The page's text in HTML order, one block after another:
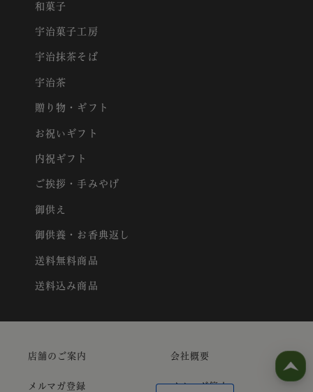
和菓子
宇治菓子工房
宇治抹茶そば
宇治茶
贈り物・ギフト
お祝いギフト
内祝ギフト
ご挨拶・手みやげ
御供え
御供養・お香典返し
送料無料商品
送料込み商品
店舗のご案内 会社概要
メルマガ登録 メルマガ停止